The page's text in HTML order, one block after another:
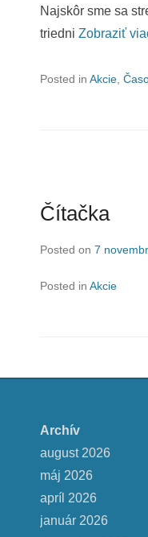
Najskôr sme sa
triedni Zobraziť
Posted in Akcie
Čítačka
Posted on 7
Posted in Akcie
Archív
august 2026
máj 2026
apríl 2026
január 2026